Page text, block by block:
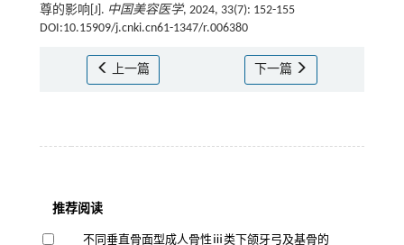
尊的影响[J]. 中国美容医学, 2024, 33(7): 152-155
DOI:10.15909/j.cnki.cn61-1347/r.006380
上一篇 下一篇